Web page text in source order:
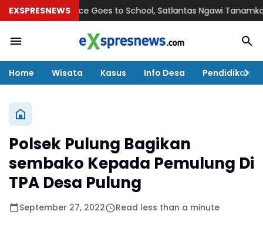
EXSPRESNEWS
Police Goes to School, Satlantas Ngawi Tanamkan
Home Wisata Kasus Info Desa Pendidikan
Polsek Pulung Bagikan
sembako Kepada Pemulung Di
TPA Desa Pulung
September 27, 2022 Read less than a minute